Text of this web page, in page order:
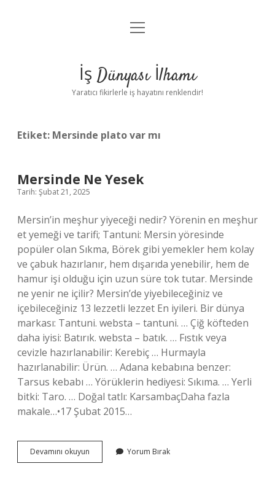
Anasayfa
Yasal Uyarı
menüyü
İş Dünyası İlhamı
Yaratıcı fikirlerle iş hayatını renklendir!
Etiket: Mersinde plato var mı
Mersinde Ne Yesek
Tarih: Şubat 21, 2025
Mersin’in meşhur yiyeceği nedir? Yörenin en meşhur
et yemeği ve tarifi; Tantuni: Mersin yöresinde
popüler olan Sıkma, Börek gibi yemekler hem kolay
ve çabuk hazırlanır, hem dışarıda yenebilir, hem de
hamur işi olduğu için uzun süre tok tutar. Mersinde
ne yenir ne içilir? Mersin’de yiyebileceğiniz ve
içebileceğiniz 13 lezzetli lezzet En iyileri. Bir dünya
markası: Tantuni. websta – tantuni. … Çiğ köfteden
daha iyisi: Batırık. websta – batık. … Fıstık veya
cevizle hazırlanabilir: Kerebiç … Hurmayla
hazırlanabilir: Ürün. … Adana kebabına benzer:
Tarsus kebabı … Yörüklerin hediyesi: Sıkıma. … Yerli
bitki: Taro. … Doğal tatlı: KarsambaçDaha fazla
makale…•17 Şubat 2015…
Devamını okuyun Mersinde
Ne
Yorum Bırak